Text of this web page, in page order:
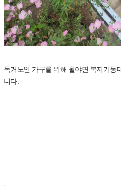
독거노인 가구를 위해 월야면 복지기동
니다.